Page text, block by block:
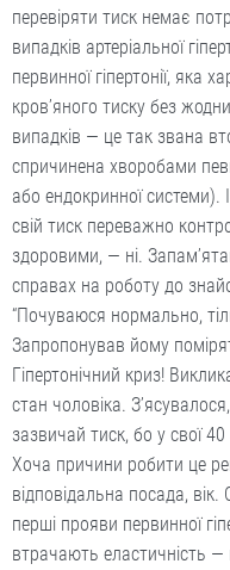
перевіряти тиск немає
випадків артеріальної
первинної гіпертонії, яка
кров’яного тиску без
випадків — це так звана
спричинена хворобами
або ендокринної
свій тиск переважно
здоровими, — ні.
справах на роботу до
“Почуваюся нормально,
Запропонував йому
Гіпертонічний криз!
стан чоловіка.
зазвичай тиск, бо у свої
Хоча причини робити це
відповідальна посада,
перші прояви первинної
втрачають еластичність